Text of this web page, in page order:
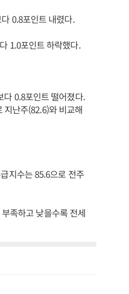
0.8포인트 내렸다.
1.0포인트 하락했다.
0.8포인트 떨어졌다.
지난주(82.6)와 비교해
지수는 85.6으로 전주
족하고 낮을수록 전세